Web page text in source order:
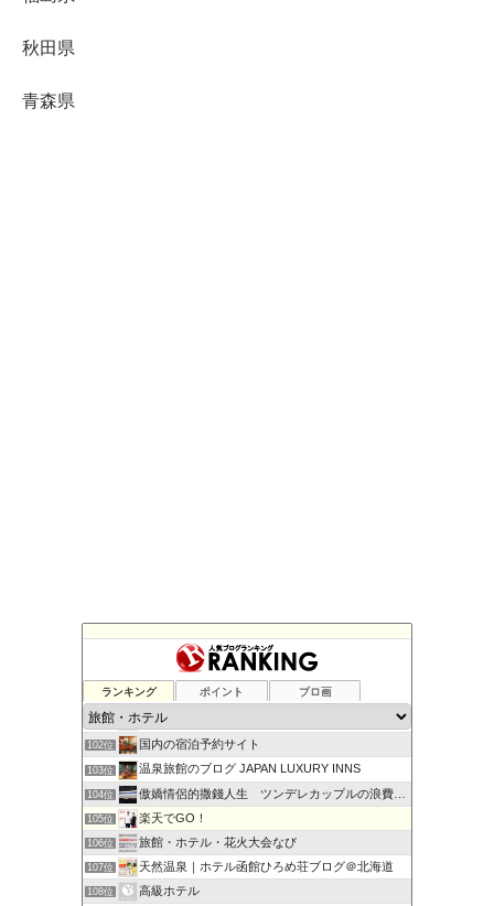
秋田県
青森県
ランキング ポイント ブロ画
Beginner Mileage
F. MIKA（藤原美香）の楽天さんのショッピングを楽しむ！
100位 日本全国温泉地マップ データベース
101位 温泉行こか
102位 国内の宿泊予約サイト
103位 温泉旅館のブログ JAPAN LUXURY INNS
104位 傲嬌情侶的撒錢人生 ツンデレカップルの浪費人生
105位 楽天でGO！
106位 旅館・ホテル・花火大会なび
107位 天然温泉｜ホテル函館ひろめ荘ブログ＠北海道
108位 高級ホテル